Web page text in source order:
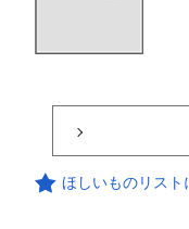
ほしいものリスト